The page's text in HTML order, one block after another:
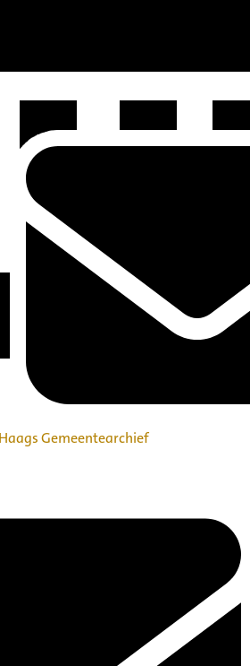
Gemeentearchief